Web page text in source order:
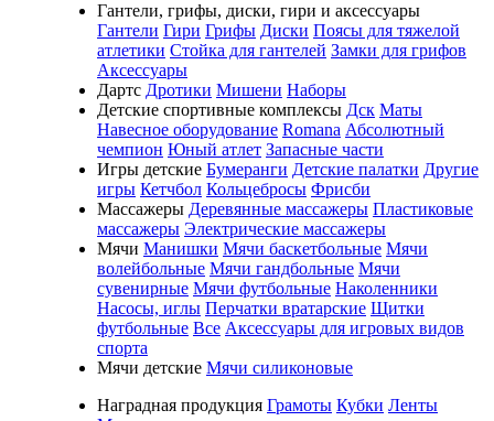
Гантели, грифы, диски, гири и аксессуары
Гантели Гири Грифы Диски Поясы для тяжелой
атлетики Стойка для гантелей Замки для грифов
Аксессуары
Дартс Дротики Мишени Наборы
Детские спортивные комплексы Дск Маты
Навесное оборудование Romana Абсолютный
чемпион Юный атлет Запасные части
Игры детские Бумеранги Детские палатки Другие
игры Кетчбол Кольцебросы Фрисби
Массажеры Деревянные массажеры Пластиковые
массажеры Электрические массажеры
Мячи Манишки Мячи баскетбольные Мячи
волейбольные Мячи гандбольные Мячи
сувенирные Мячи футбольные Наколенники
Насосы, иглы Перчатки вратарские Щитки
футбольные Все Аксессуары для игровых видов
спорта
Мячи детские Мячи силиконовые
Наградная продукция Грамоты Кубки Ленты